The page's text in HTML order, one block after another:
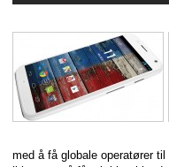
med å få globale operatører